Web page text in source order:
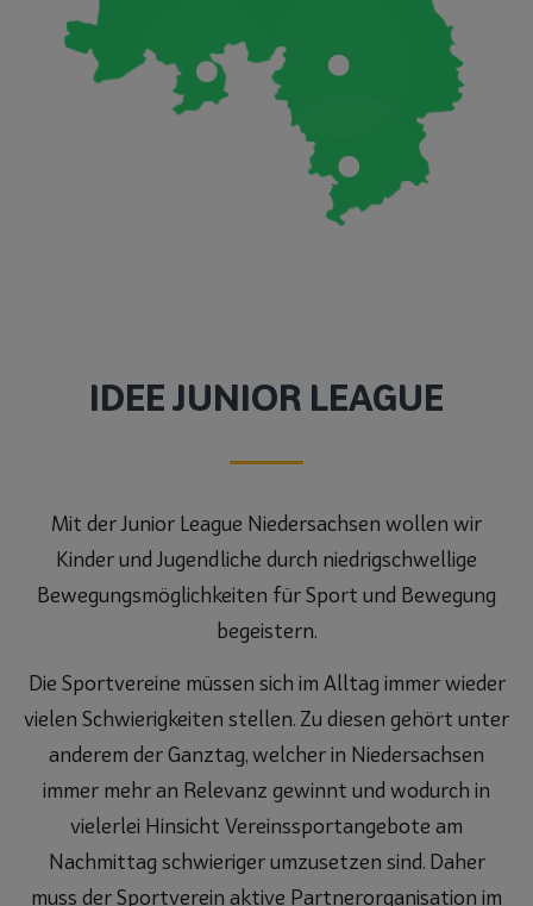
IDEE JUNIOR LEAGUE
Mit der Junior League Niedersachsen wollen wir
Kinder und Jugendliche durch niedrigschwellige
Bewegungsmöglichkeiten für Sport und Bewegung
begeistern.
Die Sportvereine müssen sich im Alltag immer wieder
vielen Schwierigkeiten stellen. Zu diesen gehört unter
anderem der Ganztag, welcher in Niedersachsen
immer mehr an Relevanz gewinnt und wodurch in
vielerlei Hinsicht Vereinssportangebote am
Nachmittag schwieriger umzusetzen sind. Daher
muss der Sportverein aktive Partnerorganisation im